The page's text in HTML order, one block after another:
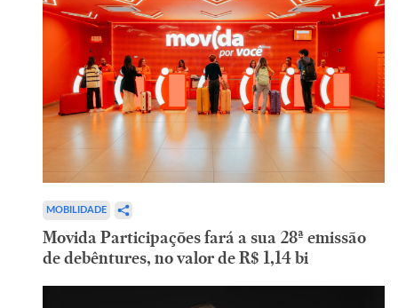
MOBILIDADE
Movida Participações fará a sua 28ª emissão
de debêntures, no valor de R$ 1,14 bi